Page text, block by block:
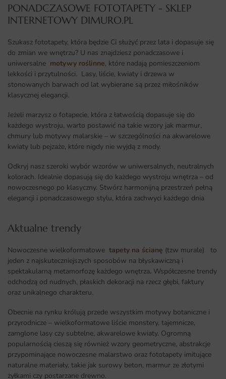
PONADCZASOWE FOTOTAPETY - SKLEP
INTERNETOWY DIMURO.PL​
Szukasz fototapety, która będzie Ci służyć przez lata i dopasuje się
do zmian we wnętrzu? U nas znajdziesz ponadczasowe i
uniwersalne motywy roślinne, które nadają pomieszczeniom
lekkości i przytulności. Lasy, liście, kwiaty i drzewa w
stonowanych barwach od lat wybierane są przez miłośników
klasycznej elegancji.
Jeżeli marzysz o fotapecie, która z łatwością dopasuje się do
każdego wystroju, warto postawić na takie wzory jak marmur,
chmury lub motywy malarskie – w szczególności na akwarelowe
kwiaty lub pejzaże, które nigdy nie wyjdą z mody.
Odkryj nasz szeroki wybór wzorów w uniwersalnych, neutralnych
kolorach. Idealnie dopasują się do każdego wystroju wnętrza – od
nowoczesnego po klasyczny. Stwórz harmonijną przestrzeń pełną
elegancji i ponadczasowego stylu, która zachwyci każdego dnia
Aktualne trendy​
Nowoczesne wielkoformatowe tapety na ścianę (tzw murale) to
jeden z najskuteczniejszych sposobów na błyskawiczną i
spektakularną metamorfozę każdego wnętrza. Współczesne trendy
odchodzą od nudnych, płaskich dekoracji na rzecz głębi, faktury
oraz unikalnego charakteru.
Obecnie na rynku królują przede wszystkim motywy botaniczne i
przyrodnicze – wielkoformatowe liście monstery, tajemnicze,
zamglone lasy czy subtelne, akwarelowe kwiaty. Ogromną
popularnością cieszą się również wzory geometryczne, abstrakcje
przypominające nowoczesne malarstwo oraz fototapety imitujące
naturalne materiały, takie jak surowy beton, marmur ze złotymi
żyłkami czy postarzane drewno.